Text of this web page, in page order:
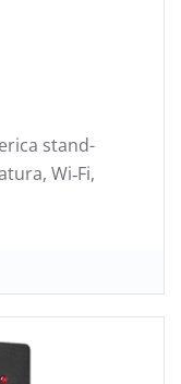
stand-
Wi‑Fi,